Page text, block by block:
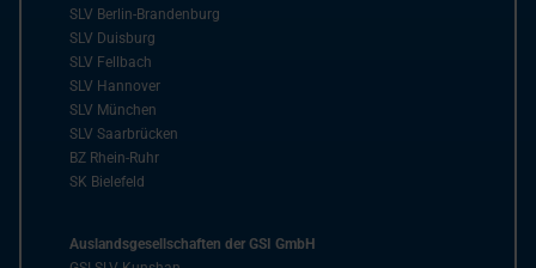
SLV Berlin-Brandenburg
SLV Duisburg
SLV Fellbach
SLV Hannover
SLV München
SLV Saarbrücken
BZ Rhein-Ruhr
SK Bielefeld
Auslandsgesellschaften der GSI GmbH